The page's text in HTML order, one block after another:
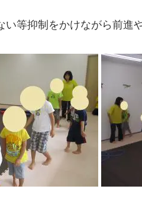
い等抑制をかけながら前進